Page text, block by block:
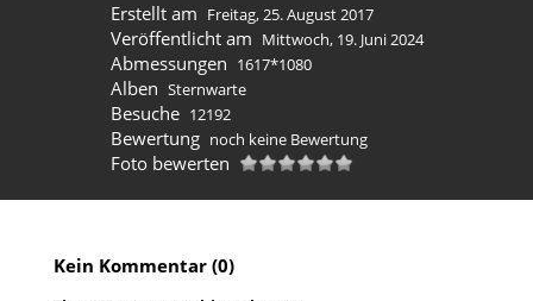
Erstellt am Freitag, 25. August 2017
Veröffentlicht am Mittwoch, 19. Juni 2024
Abmessungen 1617*1080
Alben Sternwarte
Besuche 12192
Bewertung noch keine Bewertung
Foto bewerten
Kein Kommentar (0)